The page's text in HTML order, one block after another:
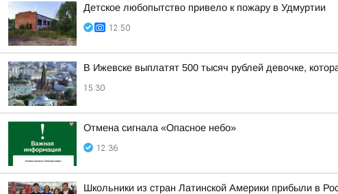
Детское любопытство привело к пожару в Удмуртии
12:50
В Ижевске выплатят 500 тысяч рублей девочке,
15:30
Отмена сигнала «Опасное небо»
12:36
Школьники из стран Латинской Америки прибыли в